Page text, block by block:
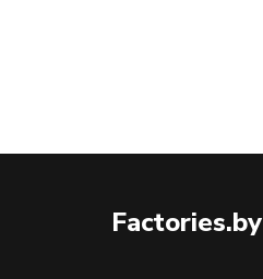
Factories.by